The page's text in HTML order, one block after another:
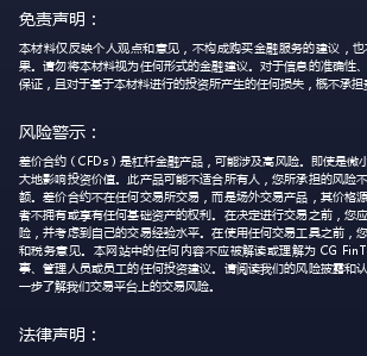
免责声明：
本材料仅反映个人观点和意见，不构成购买金融服务的建议，
果。请勿将本材料视为任何形式的金融建议。对于信息的准确性
保证，且对于基于本材料进行的投资所产生的任何损失，概不承担
风险警示：
差价合约（CFDs）是杠杆金融产品，可能涉及高风险。即使是微
大地影响投资价值。此产品可能不适合所有人，您所承担的风险
额。差价合约不在任何交易所交易，而是场外交易产品，其价格
者不拥有或享有任何基础资产的权利。在决定进行交易之前，您
险，并考虑到自己的交易经验水平。在使用任何交易工具之前，
和税务意见。本网站中的任何内容不应被解读或理解为 CG
事、管理人员或员工的任何投资建议。请阅读我们的风险披露和
一步了解我们交易平台上的交易风险。
法律声明：